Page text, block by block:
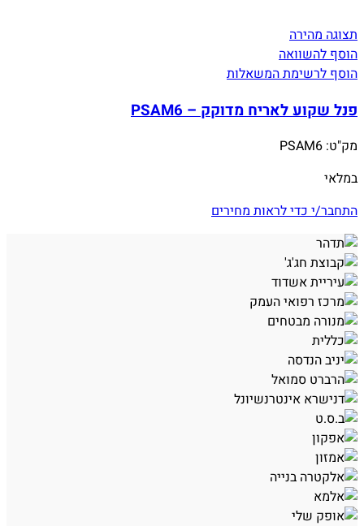
תצוגה מהירה
הוסף להשוואה
הוסף לרשימת המשאלות
פנל שקוע לאריח מדוקק – PSAM6
מק"ט: PSAM6
במלאי
התחבר/י כדי לראות מחירים